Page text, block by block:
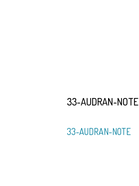
33-AUDRAN-NOTE
33-AUDRAN-NOTE